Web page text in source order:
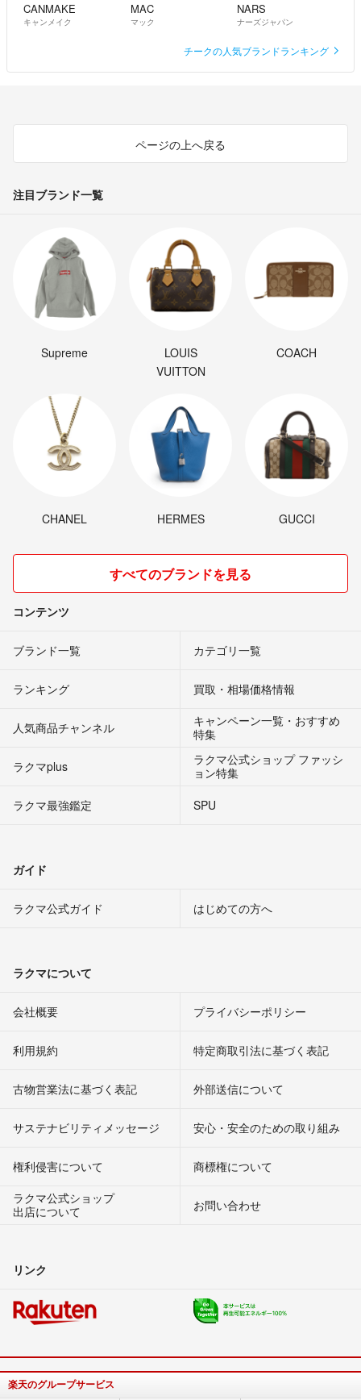
CANMAKE
キャンメイク
MAC
マック
NARS
ナーズジャパン
チークの人気ブランドランキング
ページの上へ戻る
注目ブランド一覧
Supreme
LOUIS
VUITTON
COACH
CHANEL HERMES GUCCI
すべてのブランドを見る
コンテンツ
ブランド一覧 カテゴリ一覧
ランキング 買取・相場価格情報
人気商品チャンネル
キャンペーン一覧・おすすめ
特集
ラクマplus
ラクマ公式ショップ ファッシ
ョン特集
ラクマ最強鑑定
SPU
ガイド
ラクマ公式ガイド はじめての方へ
ラクマについて
会社概要 プライバシーポリシー
利用規約 特定商取引法に基づく表記
古物営業法に基づく表記 外部送信について
サステナビリティメッセージ 安心・安全のための取り組み
権利侵害について
商標権について
ラクマ公式ショップ
出店について
お問い合わせ
リンク
楽天のグループサービス